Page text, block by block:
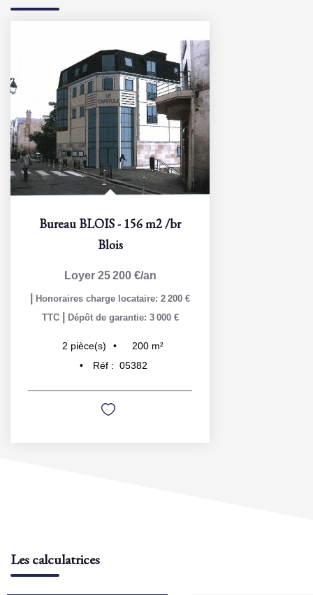
Bureau BLOIS - 156 m2 /br
Blois
Loyer 25 200 €/an
Honoraires charge locataire: 2 200 €
TTC
Dépôt de garantie: 3 000 €
2 pièce(s) 200 m²
Réf : 05382
Les calculatrices